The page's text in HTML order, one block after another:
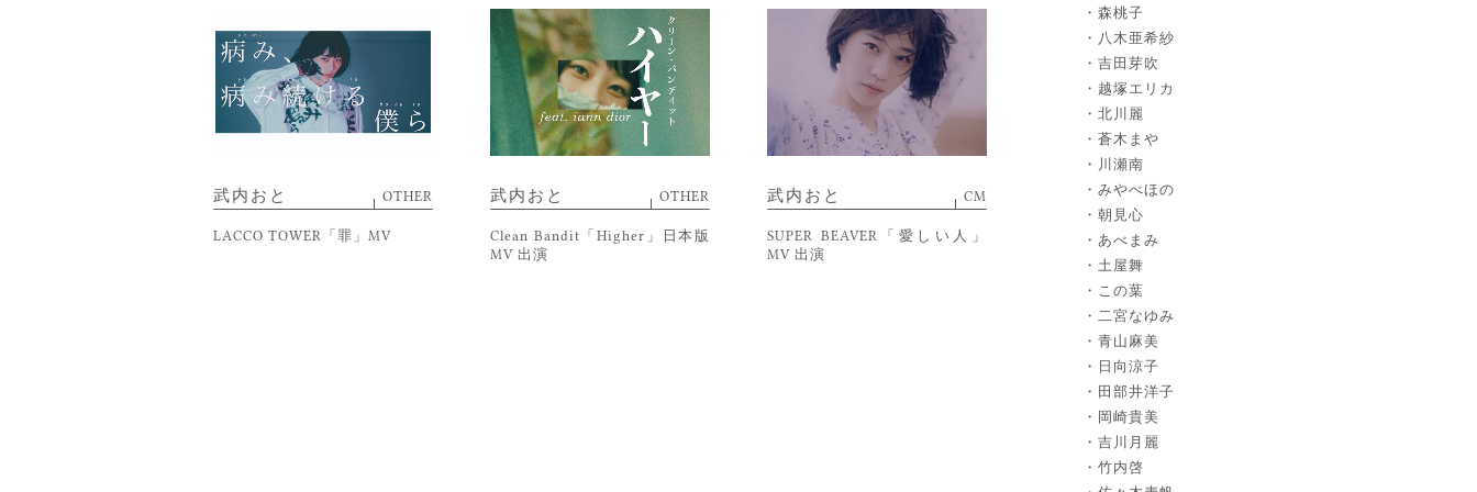
武内おと OTHER
LACCO TOWER「罪」MV
武内おと OTHER
Clean Bandit「Higher」日本版
MV 出演
武内おと CM
SUPER BEAVER「愛しい人」
MV 出演
森桃子
八木亜希紗
吉田芽吹
越塚エリカ
北川麗
蒼木まや
川瀬南
みやべほの
朝見心
あべまみ
土屋舞
この葉
二宮なゆみ
青山麻美
日向涼子
田部井洋子
岡崎貴美
吉川月麗
竹内啓